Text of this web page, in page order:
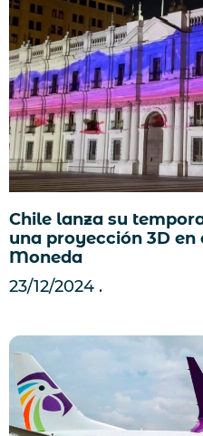
Chile lanza su
una proyección 3D en
Moneda
23/12/2024